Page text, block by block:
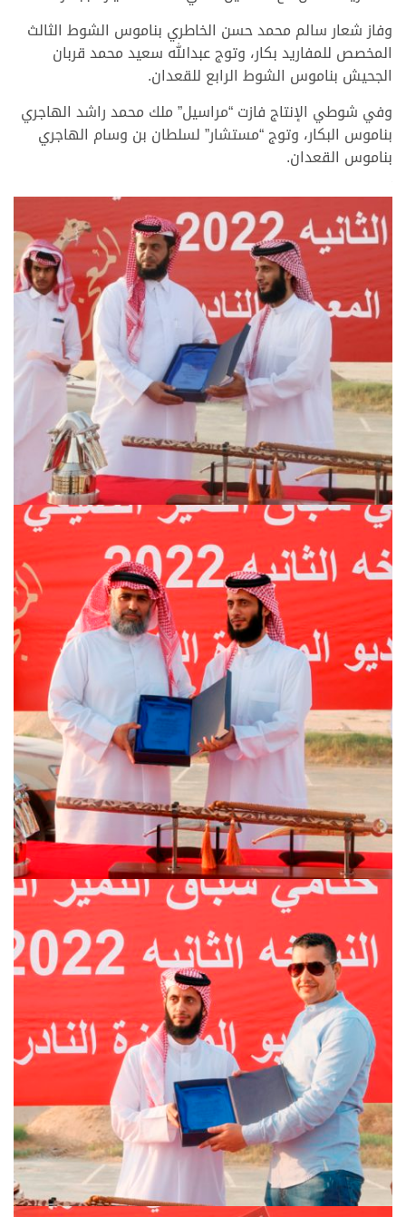
وفاز شعار سالم محمد حسن الخاطري بناموس الشوط الثالث
المخصص للمفاريد بكار، وتوج عبدالله سعيد محمد قربان
الجحيش بناموس الشوط الرابع للقعدان.
وفي شوطي الإنتاج فازت “مراسيل” ملك محمد راشد الهاجري
بناموس البكار، وتوج “مستشار” لسلطان بن وسام الهاجري
بناموس القعدان.